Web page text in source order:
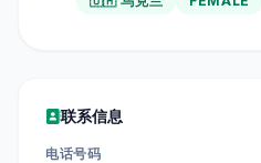
联系信息
电话号码